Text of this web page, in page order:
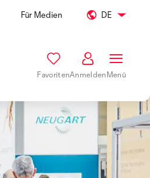
Für Medien DE
FavoritenAnmeldenMenü